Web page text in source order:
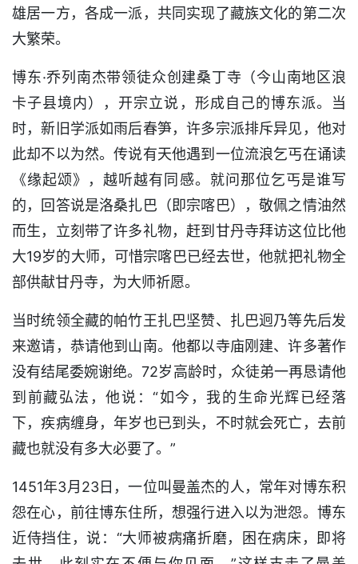
雄居一方，各成一派，共同实现了藏族文化的第二次
大繁荣。
博东·乔列南杰带领徒众创建桑丁寺（今山南地区浪
卡子县境内），开宗立说，形成自己的博东派。当
时，新旧学派如雨后春笋，许多宗派排斥异见，他对
此却不以为然。传说有天他遇到一位流浪乞丐在诵读
《缘起颂》，越听越有同感。就问那位乞丐是谁写
的，回答说是洛桑扎巴（即宗喀巴），敬佩之情油然
而生，立刻带了许多礼物，赶到甘丹寺拜访这位比他
大19岁的大师，可惜宗喀巴已经去世，他就把礼物全
部供献甘丹寺，为大师祈愿。
当时统领全藏的帕竹王扎巴坚赞、扎巴迥乃等先后发
来邀请，恭请他到山南。他都以寺庙刚建、许多著作
没有结尾委婉谢绝。72岁高龄时，众徒弟一再恳请他
到前藏弘法，他说：“如今，我的生命光辉已经落
下，疾病缠身，年岁也已到头，不时就会死亡，去前
藏也就没有多大必要了。”
1451年3月23日，一位叫曼盖杰的人，常年对博东积
怨在心，前往博东住所，想强行进入以为泄怨。博东
近侍挡住，说：“大师被病痛折磨，困在病床，即将